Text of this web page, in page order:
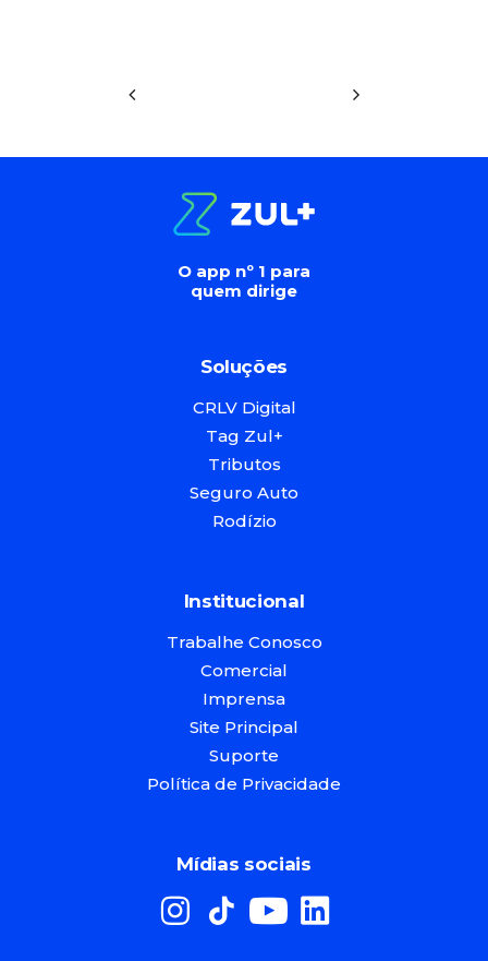
O app nº 1 para
quem dirige
Soluções
CRLV Digital
Tag Zul+
Tributos
Seguro Auto
Rodízio
Institucional
Trabalhe Conosco
Comercial
Imprensa
Site Principal
Suporte
Política de Privacidade
Mídias sociais